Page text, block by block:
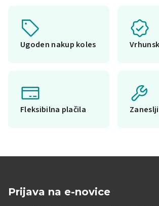
Ugoden nakup koles
Fleksibilna plačila
Prijava na e-novice